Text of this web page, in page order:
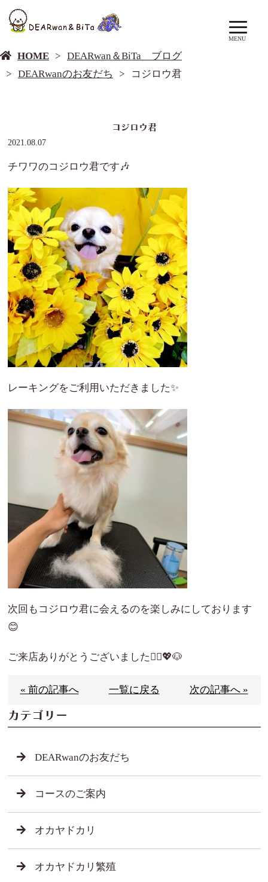
MENU
HOME
DEARwan＆BiTa ブログ
DEARwanのお友だち
コジロウ君
コジロウ君
2021.08.07
チワワのコジロウ君です🎶
レーキングをご利用いただきました✨
次回もコジロウ君に会えるのを楽しみにしております
😊
ご来店ありがとうございました🙇‍♀️💖🐶
« 前の記事へ 一覧に戻る 次の記事へ »
カテゴリー
DEARwanのお友だち
コースのご案内
オカヤドカリ
オカヤドカリ繁殖